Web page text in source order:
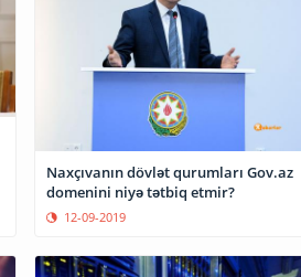
Naxçıvanın dövlət qurumları Gov.az
domenini niyə tətbiq etmir?
12-09-2019